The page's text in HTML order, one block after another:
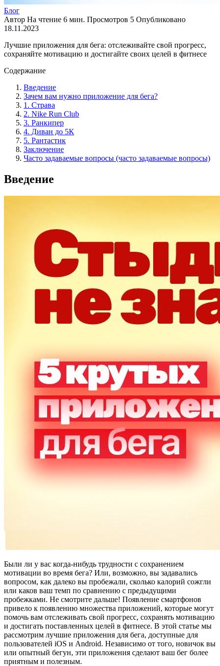
Блог
Автор На чтение 6 мин. Просмотров 5 Опубликовано
18.11.2023
Лучшие приложения для бега: отслеживайте свой прогресс,
сохраняйте мотивацию и достигайте своих целей в фитнесе
Содержание
Введение
Зачем вам нужно приложение для бега?
1. Страва
2. Nike Run Club
3. Ранкипер
4. Диван до 5К
5. Рантастик
Заключение
Часто задаваемые вопросы (часто задаваемые вопросы)
Введение
Были ли у вас когда-нибудь трудности с сохранением
мотивации во время бега? Или, возможно, вы задавались
вопросом, как далеко вы пробежали, сколько калорий сожгли
или каков ваш темп по сравнению с предыдущими
пробежками. Не смотрите дальше! Появление смартфонов
привело к появлению множества приложений, которые могут
помочь вам отслеживать свой прогресс, сохранять мотивацию
и достигать поставленных целей в фитнесе. В этой статье мы
рассмотрим лучшие приложения для бега, доступные для
пользователей iOS и Android. Независимо от того, новичок вы
или опытный бегун, эти приложения сделают ваш бег более
приятным и полезным.